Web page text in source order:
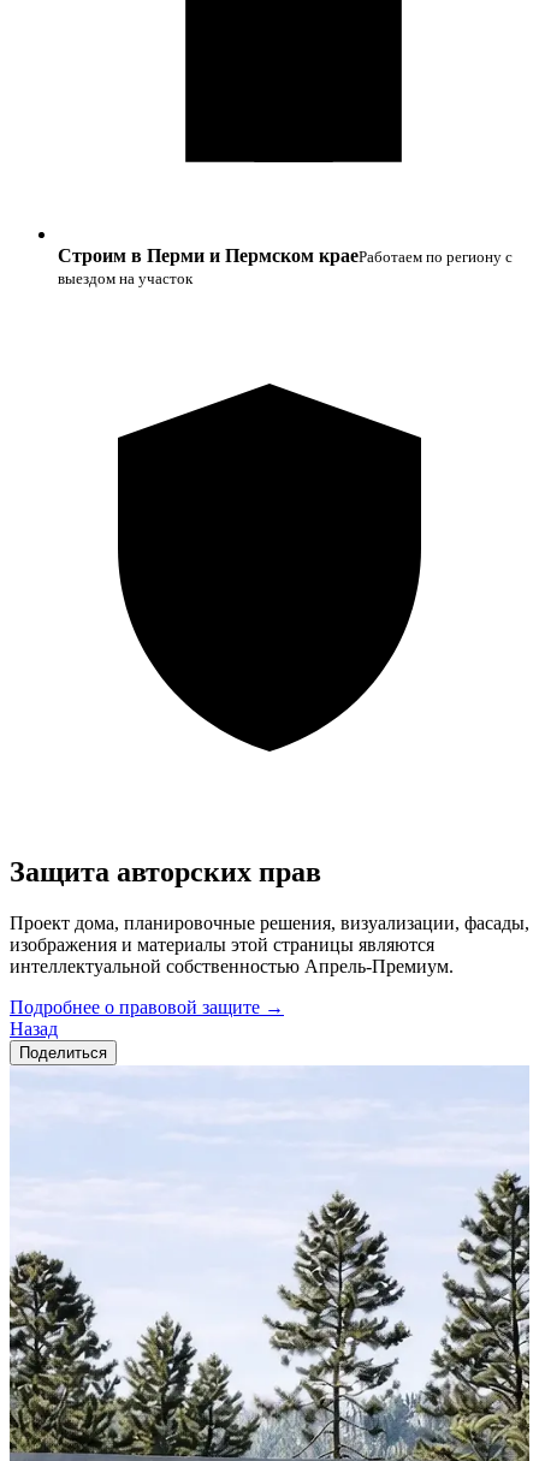
Строим в Перми и Пермском краеРаботаем по региону с
выездом на участок
Защита авторских прав
Проект дома, планировочные решения, визуализации, фасады,
изображения и материалы этой страницы являются
интеллектуальной собственностью Апрель-Премиум.
Подробнее о правовой защите →
Назад
Поделиться